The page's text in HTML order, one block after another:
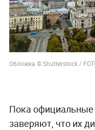
Обложка © Shutterstock /
Пока официальные
заверяют, что их